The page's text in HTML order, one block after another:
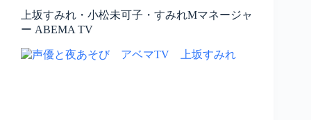
上坂すみれ・小松未可子・すみれMマネージャ
ー ABEMA TV